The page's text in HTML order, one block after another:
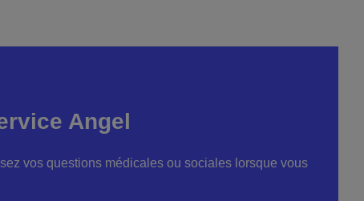
Angel
vos questions médicales ou sociales lorsque vous